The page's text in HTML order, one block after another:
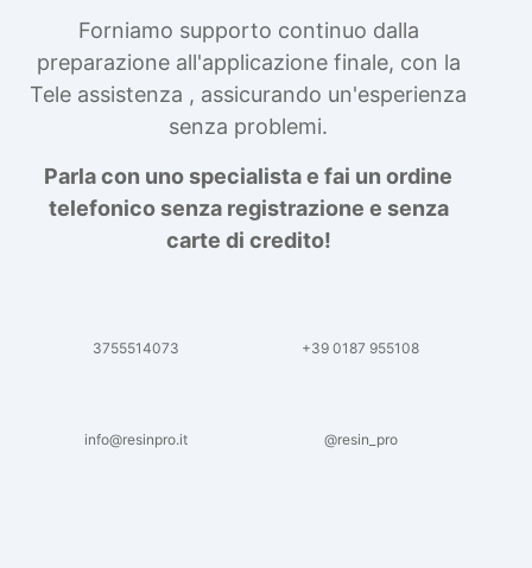
Forniamo supporto continuo dalla
preparazione all'applicazione finale, con la
Tele assistenza , assicurando un'esperienza
senza problemi.
Parla con uno specialista e fai un ordine
telefonico senza registrazione e senza
carte di credito!
3755514073 +39 0187 955108
info@resinpro.it @resin_pro